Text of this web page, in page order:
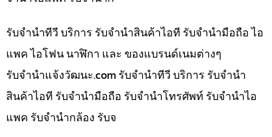
รับจำนำทีวี บริการ รับจำนำสินค้าไอที รับจำนำมือถือ ไอ
แพค ไอโฟน นาฬิกา และ ของแบรนด์เนมต่างๆ
รับจํานําแจ้งวัฒนะ.com รับจำนำทีวี บริการ รับจำนำ
สินค้าไอที รับจำนำมือถือ รับจำนำโทรศัพท์ รับจำนำไอ
แพค รับจำนำกล้อง รับจ